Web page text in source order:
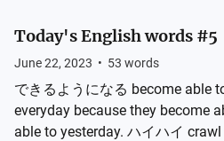
Today's English words #5
June 22, 2023 • 53 words
できるようになる become able
everyday because they become
able to yesterday. ハイハイ